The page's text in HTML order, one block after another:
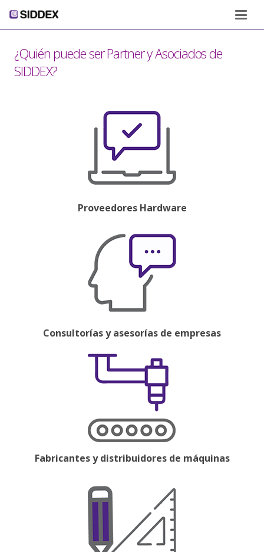
¿Quién puede ser Partner y Asociados de
SIDDEX?
Proveedores Hardware
Consultorías y asesorías de empresas
Fabricantes y distribuidores de máquinas